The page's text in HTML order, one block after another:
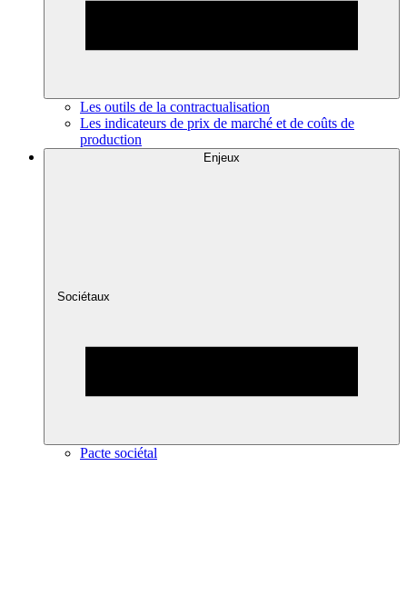
Les outils de la contractualisation
Les indicateurs de prix de marché et de coûts de
production
Enjeux
Sociétaux
Pacte sociétal